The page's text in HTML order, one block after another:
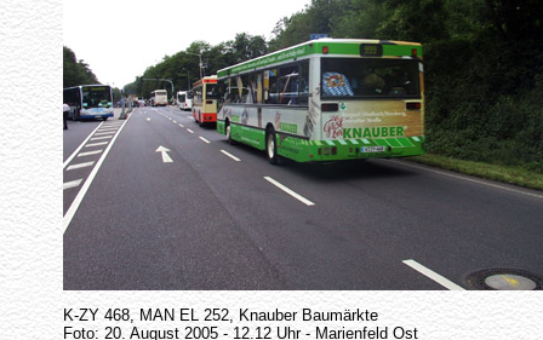
K-ZY 468, MAN EL 252, Knauber Baumärkte
Foto: 20. August 2005 - 12.12 Uhr - Marienfeld Ost